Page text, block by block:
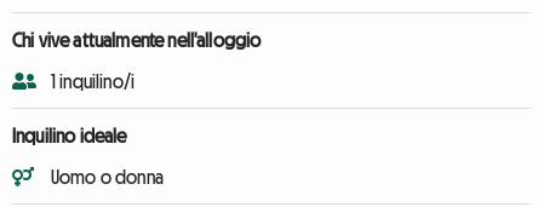
Chi vive attualmente nell'alloggio
1 inquilino/i
Inquilino ideale
Uomo o donna